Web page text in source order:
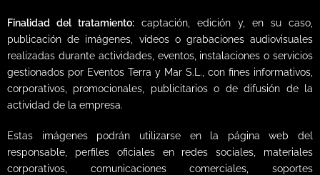
Finalidad del tratamiento: captación, edición y, en su caso,
publicación de imágenes, vídeos o grabaciones audiovisuales
realizadas durante actividades, eventos, instalaciones o servicios
gestionados por Eventos Terra y Mar S.L., con fines informativos,
corporativos, promocionales, publicitarios o de difusión de la
actividad de la empresa.
Estas imágenes podrán utilizarse en la página web del
responsable, perfiles oficiales en redes sociales, materiales
corporativos, comunicaciones comerciales, soportes